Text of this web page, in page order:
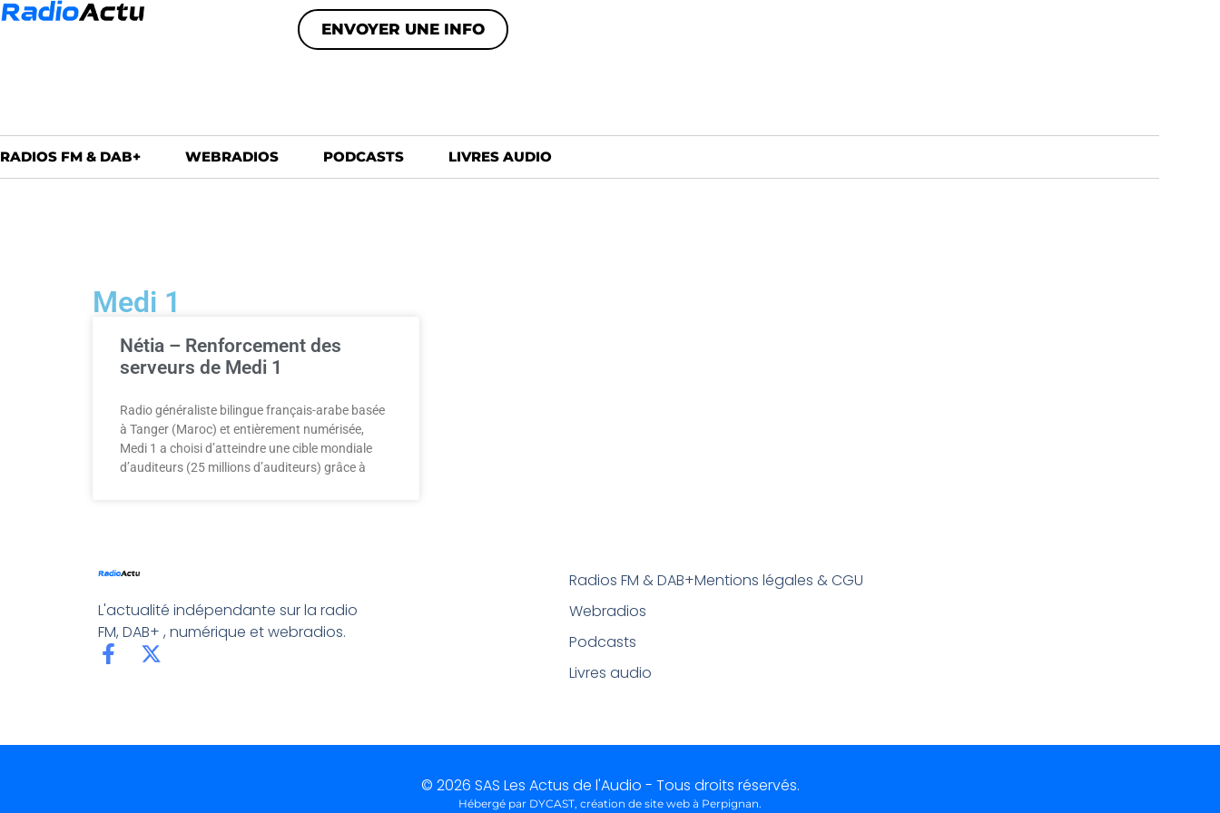
ENVOYER UNE INFO
RADIOS FM & DAB+ WEBRADIOS PODCASTS LIVRES AUDIO
Medi 1
Nétia – Renforcement des
serveurs de Medi 1
Radio généraliste bilingue français-arabe basée
à Tanger (Maroc) et entièrement numérisée,
Medi 1 a choisi d’atteindre une cible mondiale
d’auditeurs (25 millions d’auditeurs) grâce à
L'actualité indépendante sur la radio
FM, DAB+ , numérique et webradios.
Radios FM & DAB+
Webradios
Podcasts
Livres audio
Mentions légales & CGU
© 2026 SAS Les Actus de l'Audio - Tous droits réservés.
Hébergé par DYCAST, création de site web à Perpignan.